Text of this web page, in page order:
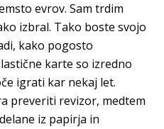
evrov. Sam trdim
izbral. Tako boste svojo
kako pogosto
karte so izredno
igrati kar nekaj let.
preveriti revizor, medtem
iz papirja in